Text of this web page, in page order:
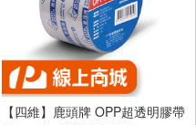
【四維】鹿頭牌 OPP超透明膠帶